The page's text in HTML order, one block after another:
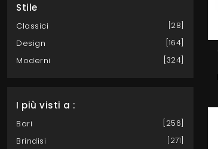
Stile
Classici 28
Design 164
Moderni 324
I più visti a :
Bari 256
Brindisi 271